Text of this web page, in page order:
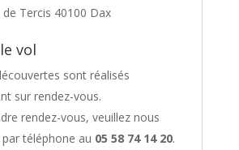
Tercis 40100 Dax
vol
sont réalisés
sur rendez-vous.
rendez-vous, veuillez nous
téléphone au 05 58 74 14 20.